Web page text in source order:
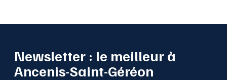
Newsletter : le meilleur à
Ancenis-Saint-Géréon